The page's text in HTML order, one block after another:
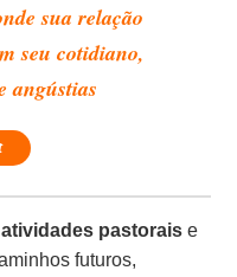
sua relação
seu cotidiano,
angústias
atividades pastorais e
futuros,